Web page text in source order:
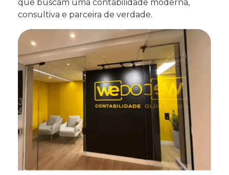
que buscam uma contabilidade moderna,
consultiva e parceira de verdade.